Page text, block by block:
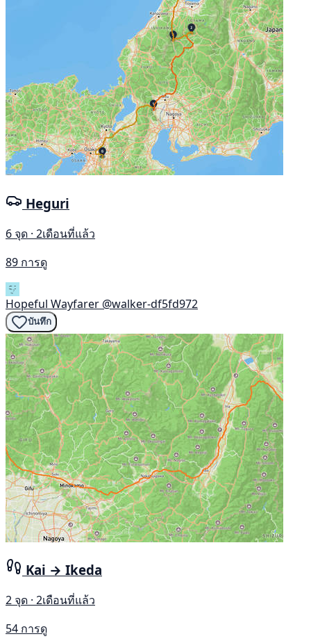
Heguri
6 จุด · 2เดือนที่แล้ว
89 การดู
Hopeful Wayfarer @walker-df5fd972
บันทึก
Kai → Ikeda
2 จุด · 2เดือนที่แล้ว
54 การดู